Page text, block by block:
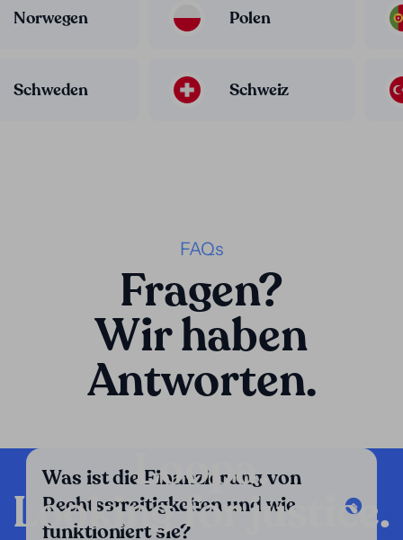
Norwegen Polen
Schweden Schweiz
FAQs
Fragen?
Wir haben
Antworten.
Was ist die Finanzierung von
Rechtsstreitigkeiten und wie
funktioniert sie?
Loopa.
Looking for justice.
Unternehmen